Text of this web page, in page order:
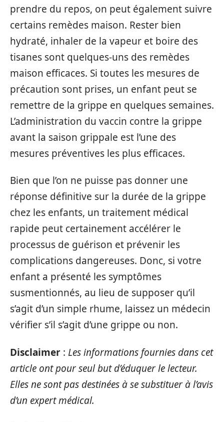
prendre du repos, on peut également suivre
certains remèdes maison. Rester bien
hydraté, inhaler de la vapeur et boire des
tisanes sont quelques-uns des remèdes
maison efficaces. Si toutes les mesures de
précaution sont prises, un enfant peut se
remettre de la grippe en quelques semaines.
L’administration du vaccin contre la grippe
avant la saison grippale est l’une des
mesures préventives les plus efficaces.
Bien que l’on ne puisse pas donner une
réponse définitive sur la durée de la grippe
chez les enfants, un traitement médical
rapide peut certainement accélérer le
processus de guérison et prévenir les
complications dangereuses. Donc, si votre
enfant a présenté les symptômes
susmentionnés, au lieu de supposer qu’il
s’agit d’un simple rhume, laissez un médecin
vérifier s’il s’agit d’une grippe ou non.
Disclaimer : Les informations fournies dans cet
article ont pour seul but d’éduquer le lecteur.
Elles ne sont pas destinées à se substituer à l’avis
d’un expert médical.